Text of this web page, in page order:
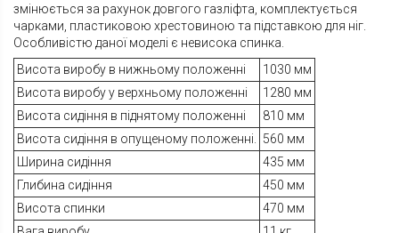
змінюється за рахунок довгого газліфта, комплектується
чарками, пластиковою хрестовиною та підставкою для ніг.
Особливістю даної моделі є невисока спинка.
Висота виробу в нижньому положенні
1030 мм
Висота виробу у верхньому положенні
1280 мм
Висота сидіння в піднятому положенні
810 мм
Висота сидіння в опущеному положенні.
560 мм
Ширина сидіння
435 мм
Глибина сидіння
450 мм
Висота спинки
470 мм